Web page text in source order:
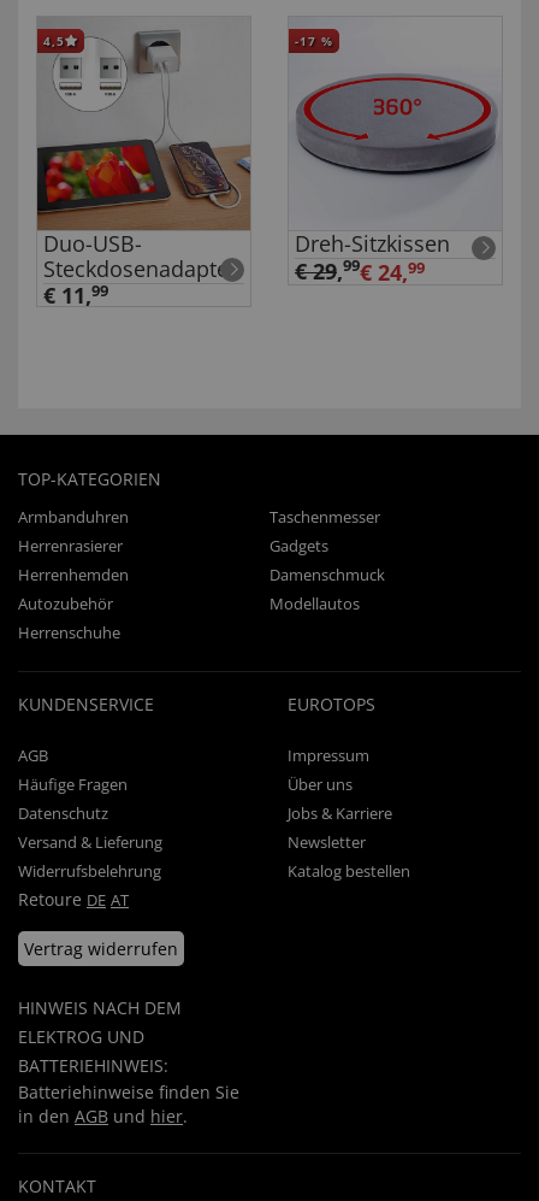
4,5
Duo-USB-
Steckdosenadapter
€ 11,99
-17 %
Dreh-Sitzkissen
€ 29,99€ 24,99
TOP-KATEGORIEN
Armbanduhren
Taschenmesser
Herrenrasierer
Gadgets
Herrenhemden
Damenschmuck
Autozubehör
Modellautos
Herrenschuhe
KUNDENSERVICE
AGB
Häufige Fragen
Datenschutz
Versand & Lieferung
Widerrufsbelehrung
Retoure DE AT
Vertrag widerrufen
HINWEIS NACH DEM
ELEKTROG UND
BATTERIEHINWEIS:
Batteriehinweise finden Sie
in den AGB und hier.
EUROTOPS
Impressum
Über uns
Jobs & Karriere
Newsletter
Katalog bestellen
KONTAKT